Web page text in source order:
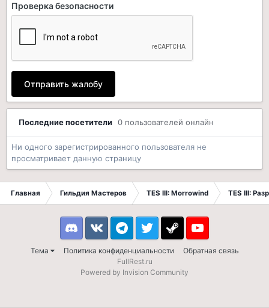
Проверка безопасности
Отправить жалобу
Последние посетители 0 пользователей онлайн
Ни одного зарегистрированного пользователя не
просматривает данную страницу
Главная Гильдия Мастеров TES III: Morrowind TES III:
Тема Политика конфиденциальности Обратная связь
DiscordVK TelegramTwitter Steam Youtube
FullRest.ru
Powered by Invision Community